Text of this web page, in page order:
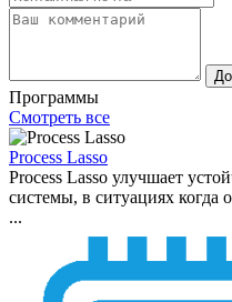
Программы
Смотреть все
Process Lasso
Process Lasso улучшает
системы, в ситуациях когда
...